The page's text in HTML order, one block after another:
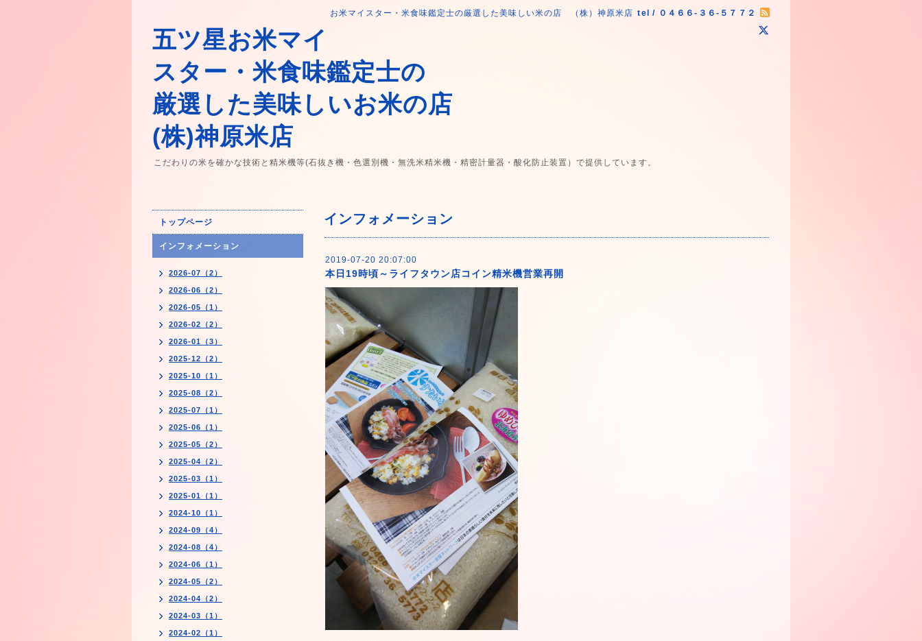
お米マイスター・米食味鑑定士の厳選した美味しい米の店 （株）神原米店 tel / ０４６６-３６-５７７２
五ツ星お米マイ
スター・米食味鑑定士の
厳選した美味しいお米の店
(株)神原米店
こだわりの米を確かな技術と精米機等(石抜き機・色選別機・無洗米精米機・精密計量器・酸化防止装置）で提供しています。
インフォメーション
2019-07-20 20:07:00
本日19時頃～ライフタウン店コイン精米機営業再開
トップページ
インフォメーション
2026-07（2）
2026-06（2）
2026-05（1）
2026-02（2）
2026-01（3）
2025-12（2）
2025-10（1）
2025-08（2）
2025-07（1）
2025-06（1）
2025-05（2）
2025-04（2）
2025-03（1）
2025-01（1）
2024-10（1）
2024-09（4）
2024-08（4）
2024-06（1）
2024-05（2）
2024-04（2）
2024-03（1）
2024-02（1）